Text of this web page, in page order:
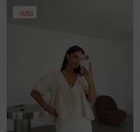
%50